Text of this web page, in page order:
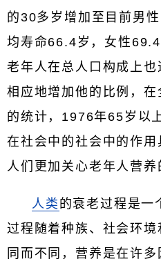
的30多岁增加至目前男性
均寿命66.4岁，女性69.4
老年人在总人口构成上也
相应地增加他的比例，在
的统计，1976年65岁以
在社会中的社会中的作
人们更加关心老年人营养
人类 的衰老过程是一
过程随着种族、社会环
同而不同，营养是在许